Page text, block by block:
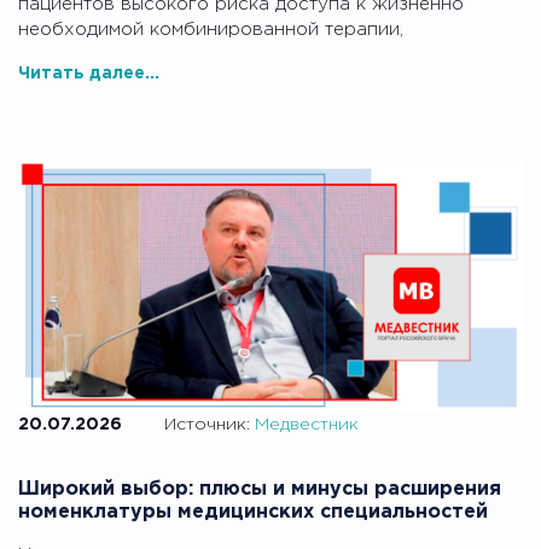
пациентов высокого риска доступа к жизненно
необходимой комбинированной терапии,
Читать далее...
20.07.2026 Источник: Медвестник
Широкий выбор: плюсы и минусы расширения
номенклатуры медицинских специальностей